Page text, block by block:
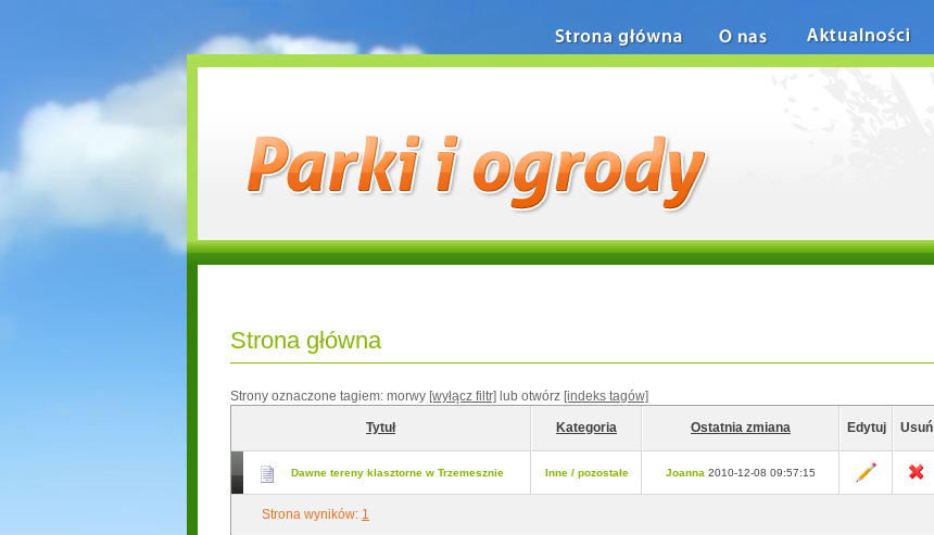
Strona główna
Strony oznaczone tagiem: morwy [wyłącz filtr] lub otwórz [indeks tagów]
Tytuł Kategoria Ostatnia zmiana Edytuj Usuń
Dawne tereny klasztorne w Trzemesznie Inne / pozostałe Joanna 2010-12-08 09:57:15
Strona wyników: 1
Strona główna O nas Aktualności